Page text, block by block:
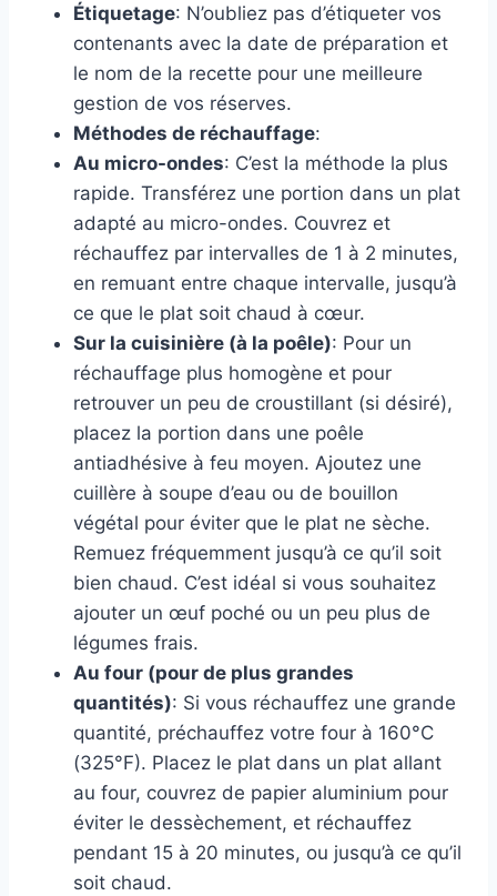
Étiquetage: N’oubliez pas d’étiqueter vos
contenants avec la date de préparation et
le nom de la recette pour une meilleure
gestion de vos réserves.
Méthodes de réchauffage:
Au micro-ondes: C’est la méthode la plus
rapide. Transférez une portion dans un plat
adapté au micro-ondes. Couvrez et
réchauffez par intervalles de 1 à 2 minutes,
en remuant entre chaque intervalle, jusqu’à
ce que le plat soit chaud à cœur.
Sur la cuisinière (à la poêle): Pour un
réchauffage plus homogène et pour
retrouver un peu de croustillant (si désiré),
placez la portion dans une poêle
antiadhésive à feu moyen. Ajoutez une
cuillère à soupe d’eau ou de bouillon
végétal pour éviter que le plat ne sèche.
Remuez fréquemment jusqu’à ce qu’il soit
bien chaud. C’est idéal si vous souhaitez
ajouter un œuf poché ou un peu plus de
légumes frais.
Au four (pour de plus grandes
quantités): Si vous réchauffez une grande
quantité, préchauffez votre four à 160°C
(325°F). Placez le plat dans un plat allant
au four, couvrez de papier aluminium pour
éviter le dessèchement, et réchauffez
pendant 15 à 20 minutes, ou jusqu’à ce qu’il
soit chaud.